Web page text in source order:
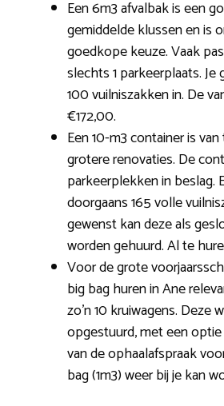
Een 6m3 afvalbak is een
gemiddelde klussen en is
goedkope keuze. Vaak
slechts 1 parkeerplaats.
100 vuilniszakken in. De
€172,00.
Een 10-m3 container is
grotere renovaties. De
parkeerplekken in beslag.
doorgaans 165 volle
gewenst kan deze als
worden gehuurd. Al te
Voor de grote
big bag huren in Ane
zo’n 10 kruiwagens.
opgestuurd, met een
van de ophaalafspraak
bag (1m3) weer bij je kan